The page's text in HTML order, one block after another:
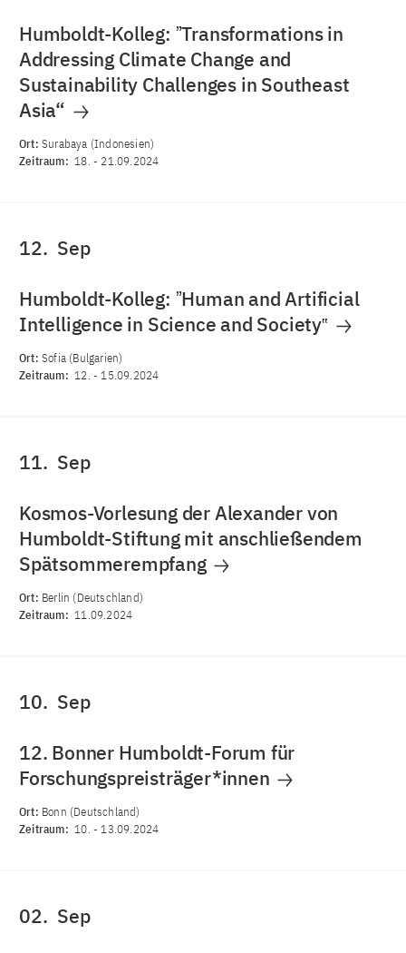
Humboldt-Kolleg: ˮTransformations in
Addressing Climate Change and
Sustainability Challenges in Southeast
Asia“
Ort: Surabaya (Indonesien)
Zeitraum: 18. - 21.09.2024
12. Sep
Humboldt-Kolleg: ˮHuman and Artificial
Intelligence in Science and Society‟
Ort: Sofia (Bulgarien)
Zeitraum: 12. -15.09.2024
11. Sep
Kosmos-Vorlesung der Alexander von
Humboldt-Stiftung mit anschließendem
Spätsommerempfang
Ort: Berlin (Deutschland)
Zeitraum: 11.09.2024
10. Sep
12. Bonner Humboldt-Forum für
Forschungspreisträger*innen
Ort: Bonn (Deutschland)
Zeitraum: 10. -13.09.2024
02. Sep